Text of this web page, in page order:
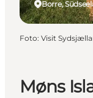
Møns
Borre,
Foto: Visit